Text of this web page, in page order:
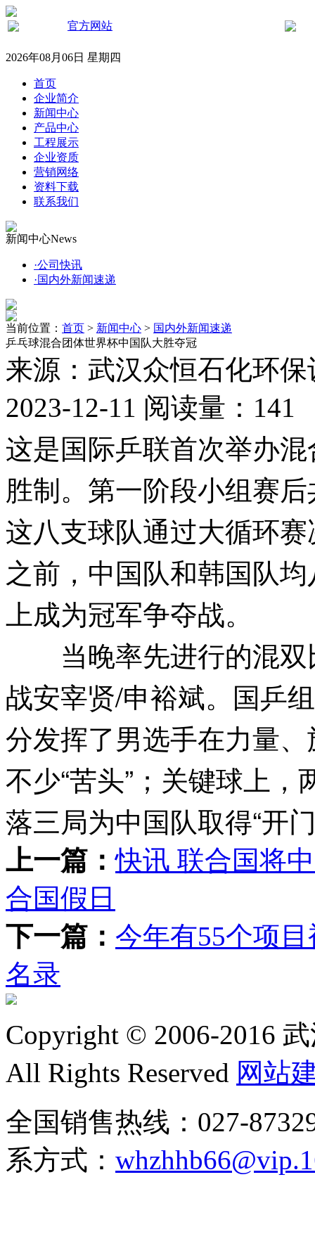
官方网站
2026年08月06日 星期四
首页
企业简介
新闻中心
产品中心
工程展示
企业资质
营销网络
资料下载
联系我们
新闻中心News
·公司快讯
·国内外新闻速递
当前位置： 首页 > 新闻中心 > 国内外新闻速递
乒乓球混合团体世界杯中国队大胜夺冠
来源：武汉众恒石化环
2023-12-11 阅读量： 141
这是国际乒联首次举办
胜制。第一阶段小组赛
这八支球队通过大循环
之前，中国队和韩国队
上成为冠军争夺战。
当晚率先进行的混双
战安宰贤/申裕斌。国乒
分发挥了男选手在力量
不少“苦头”；关键球上
落三局为中国队取得“开
上一篇：快讯 联合国将
合国假日
下一篇： 今年有55个项
名录
Copyright © 2006-2016
All Rights Reserved 网站
全国销售热线：027-
系方式：